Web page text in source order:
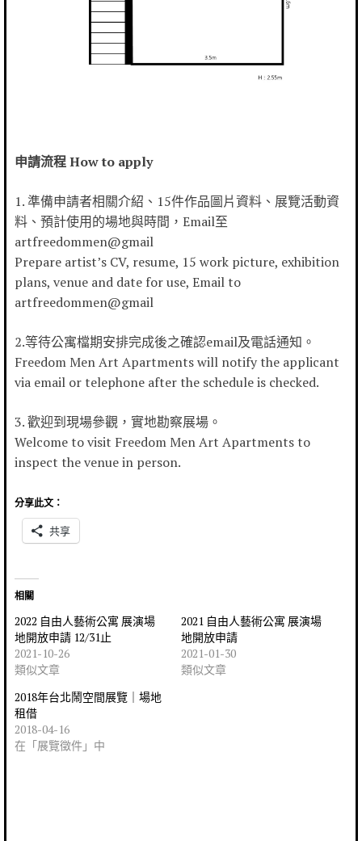
申請流程 How to apply
1. 準備申請者相關介紹、15件作品圖片資料、展覽活動資
料、預計使用的場地與時間，Email至
artfreedommen@gmail
Prepare artist’s CV, resume, 15 work picture, exhibition
plans, venue and date for use, Email to
artfreedommen@gmail
2.等待公寓檔期安排完成後之確認email及電話通知。
Freedom Men Art Apartments will notify the applicant
via email or telephone after the schedule is checked.
3. 歡迎到現場參觀，實地勘察展場。
Welcome to visit Freedom Men Art Apartments to
inspect the venue in person.
分享此文：
共享
相關
2022 自由人藝術公寓 展演場
地開放申請 12/31止
2021-10-26
類似文章
2021 自由人藝術公寓 展演場
地開放申請
2021-01-30
類似文章
2018年台北鬧空間展覽｜場地
租借
2018-04-16
在「展覽徵件」中